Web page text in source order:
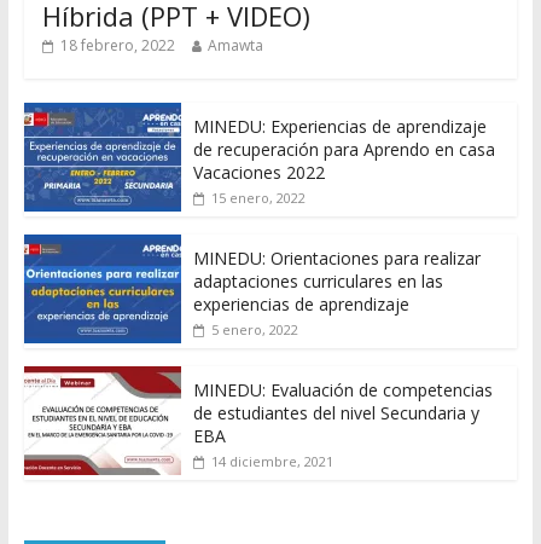
Híbrida (PPT + VIDEO)
18 febrero, 2022 Amawta
MINEDU: Experiencias de aprendizaje
de recuperación para Aprendo en casa
Vacaciones 2022
15 enero, 2022
MINEDU: Orientaciones para realizar
adaptaciones curriculares en las
experiencias de aprendizaje
5 enero, 2022
MINEDU: Evaluación de competencias
de estudiantes del nivel Secundaria y
EBA
14 diciembre, 2021